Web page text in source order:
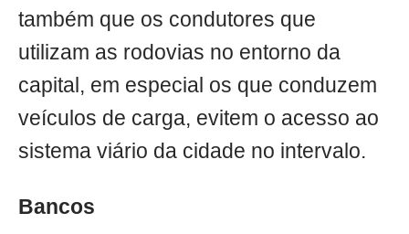
também que os condutores que
utilizam as rodovias no entorno da
capital, em especial os que conduzem
veículos de carga, evitem o acesso ao
sistema viário da cidade no intervalo.
Bancos